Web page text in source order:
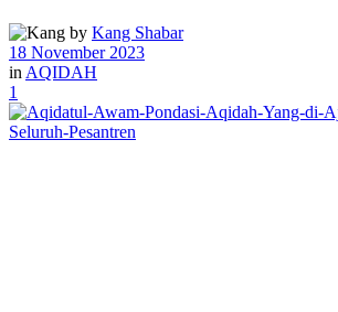
by Kang Shabar
18 November 2023
in AQIDAH
1